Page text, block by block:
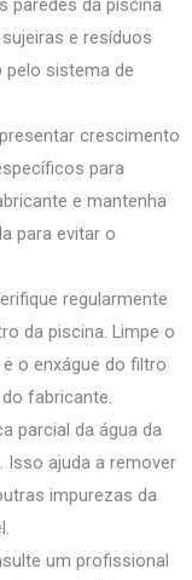
e resíduos
pelo sistema de
crescimento
para
e mantenha
para evitar o
regularmente
da piscina. Limpe o
o enxágue do filtro
fabricante.
parcial da água da
Isso ajuda a remover
impurezas da
um profissional